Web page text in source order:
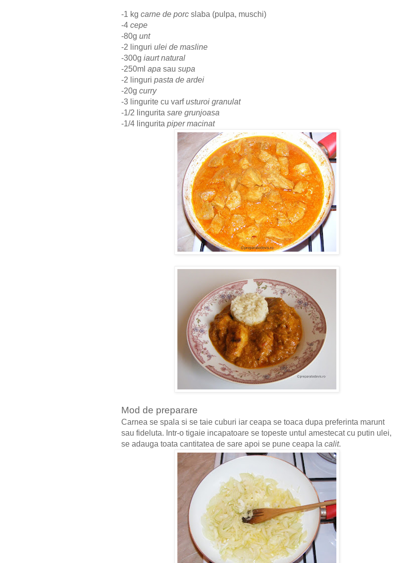
-1 kg carne de porc slaba (pulpa, muschi)
-4 cepe
-80g unt
-2 linguri ulei de masline
-300g iaurt natural
-250ml apa sau supa
-2 linguri pasta de ardei
-20g curry
-3 lingurite cu varfusturoi granulat
-1/2 lingurita sare grunjoasa
-1/4 lingurita piper macinat
Mod de preparare
Carnea se spala si se taie cuburi iar ceapa se toaca dupa preferinta marunt
sau fideluta. Intr-o tigaie incapatoare se topeste untul amestecat cu putin ulei,
se adauga toata cantitatea de sare apoi se pune ceapa la calit.